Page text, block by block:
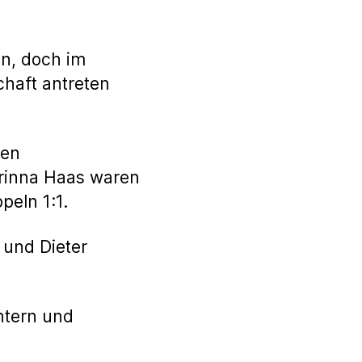
doch im
antreten
Haas waren
1:1.
Dieter
und